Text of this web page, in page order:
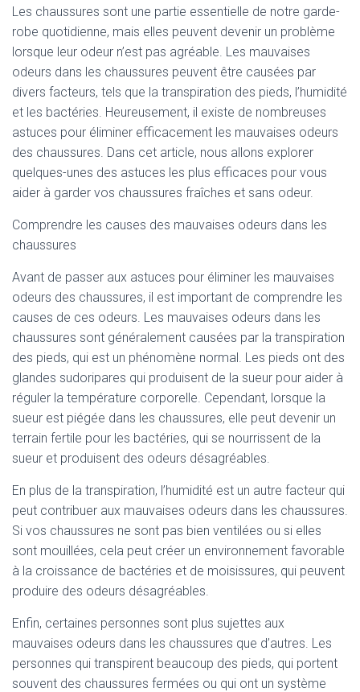
Les chaussures sont une partie essentielle de notre garde-
robe quotidienne, mais elles peuvent devenir un problème
lorsque leur odeur n’est pas agréable. Les mauvaises
odeurs dans les chaussures peuvent être causées par
divers facteurs, tels que la transpiration des pieds, l’humidité
et les bactéries. Heureusement, il existe de nombreuses
astuces pour éliminer efficacement les mauvaises odeurs
des chaussures. Dans cet article, nous allons explorer
quelques-unes des astuces les plus efficaces pour vous
aider à garder vos chaussures fraîches et sans odeur.
Comprendre les causes des mauvaises odeurs dans les
chaussures
Avant de passer aux astuces pour éliminer les mauvaises
odeurs des chaussures, il est important de comprendre les
causes de ces odeurs. Les mauvaises odeurs dans les
chaussures sont généralement causées par la transpiration
des pieds, qui est un phénomène normal. Les pieds ont des
glandes sudoripares qui produisent de la sueur pour aider à
réguler la température corporelle. Cependant, lorsque la
sueur est piégée dans les chaussures, elle peut devenir un
terrain fertile pour les bactéries, qui se nourrissent de la
sueur et produisent des odeurs désagréables.
En plus de la transpiration, l’humidité est un autre facteur qui
peut contribuer aux mauvaises odeurs dans les chaussures.
Si vos chaussures ne sont pas bien ventilées ou si elles
sont mouillées, cela peut créer un environnement favorable
à la croissance de bactéries et de moisissures, qui peuvent
produire des odeurs désagréables.
Enfin, certaines personnes sont plus sujettes aux
mauvaises odeurs dans les chaussures que d’autres. Les
personnes qui transpirent beaucoup des pieds, qui portent
souvent des chaussures fermées ou qui ont un système